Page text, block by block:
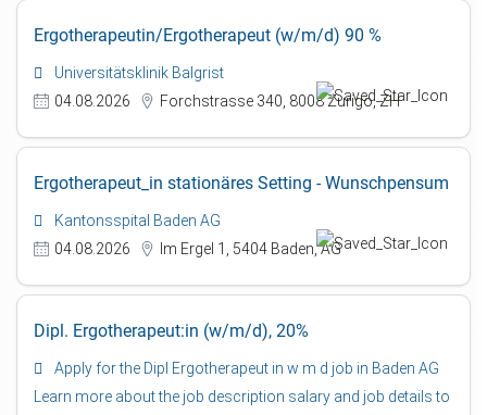
Ergotherapeutin/Ergotherapeut (w/m/d) 90 %
Universitätsklinik Balgrist
04.08.2026
Forchstrasse 340, 8008 Zurigo, ZH
Ergotherapeut_in stationäres Setting - Wunschpensum
Kantonsspital Baden AG
04.08.2026
Im Ergel 1, 5404 Baden, AG
Dipl. Ergotherapeut:in (w/m/d), 20%
Apply for the Dipl Ergotherapeut in w m d job in Baden AG
Learn more about the job description salary and job details to